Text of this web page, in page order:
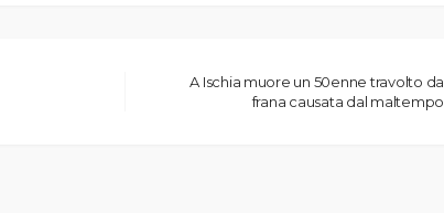
A Ischia muore un 50enne travolto da
frana causata dal maltempo